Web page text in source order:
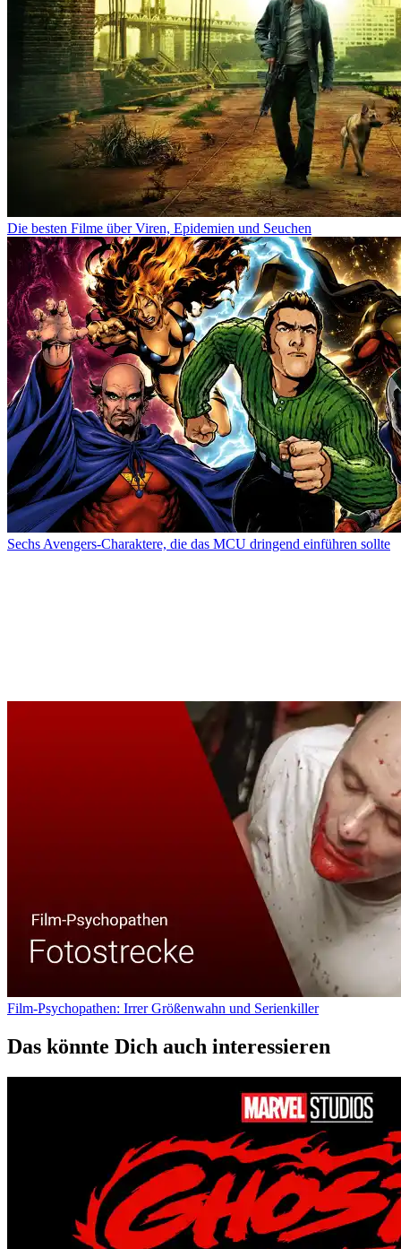
Die besten Filme über Viren, Epidemien und Seuchen
Sechs Avengers-Charaktere, die das MCU dringend einführen sollte
Film-Psychopathen: Irrer Größenwahn und Serienkiller
Das könnte Dich auch interessieren